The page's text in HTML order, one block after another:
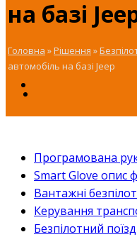
на базі
Головна »Рішення »
автомобіль на базі Jeep
Програмована
Smart Glove опис
Вантажні
Керування
Безпілотний поїзд